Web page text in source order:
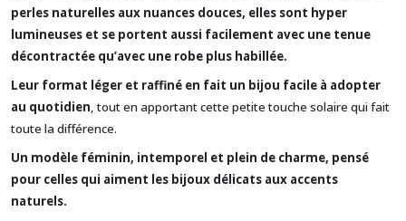
perles naturelles aux nuances douces, elles sont hyper
lumineuses et se portent aussi facilement avec une tenue
décontractée qu’avec une robe plus habillée.
Leur format léger et raffiné en fait un bijou facile à adopter
au quotidien, tout en apportant cette petite touche solaire qui fait
toute la différence.
Un modèle féminin, intemporel et plein de charme, pensé
pour celles qui aiment les bijoux délicats aux accents
naturels.